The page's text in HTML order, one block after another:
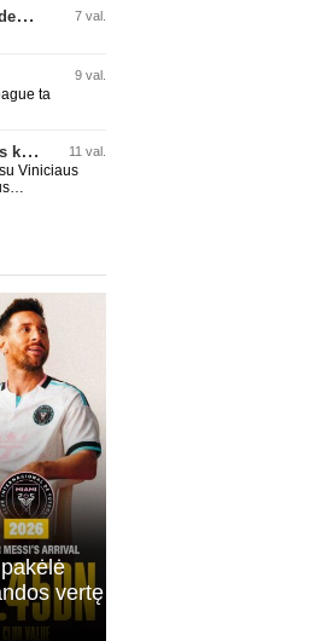
League
City“
„Man City“ artėja link
susitarimo dėl
Bouaddi persikėlimo
Argentinos federacijos prezidentas C. Tapia negailėjo pagyrų G. Infantino 7 val.
9 val.
ta
Rodri apsisprendė dėl naujos komandos 11 val.
Viniciaus
vertę